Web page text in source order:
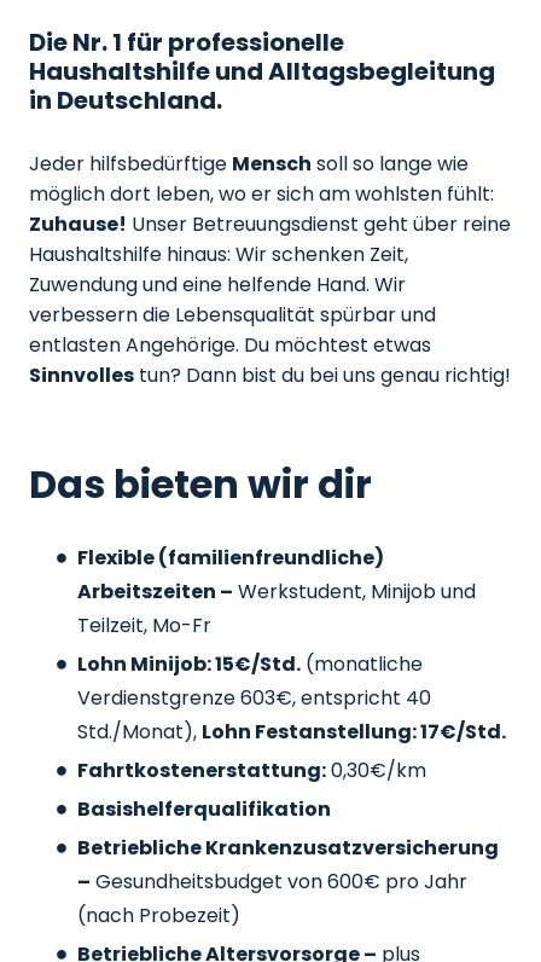
Die Nr. 1 für professionelle
Haushaltshilfe und Alltagsbegleitung
in Deutschland.
Jeder hilfsbedürftige Mensch soll so lange wie
möglich dort leben, wo er sich am wohlsten fühlt:
Zuhause! Unser Betreuungsdienst geht über reine
Haushaltshilfe hinaus: Wir schenken Zeit,
Zuwendung und eine helfende Hand. Wir
verbessern die Lebensqualität spürbar und
entlasten Angehörige. Du möchtest etwas
Sinnvolles tun? Dann bist du bei uns genau richtig!
Das bieten wir dir
Flexible (familienfreundliche)
Arbeitszeiten – Werkstudent, Minijob und
Teilzeit, Mo-Fr
Lohn Minijob: 15€/Std. (monatliche
Verdienstgrenze 603€, entspricht 40
Std./Monat), Lohn Festanstellung: 17€/Std.
Fahrtkostenerstattung:0,30€/km
Basishelferqualifikation
Betriebliche Krankenzusatzversicherung
– Gesundheitsbudget von 600€ pro Jahr
(nach Probezeit)
Betriebliche Altersvorsorge – plus